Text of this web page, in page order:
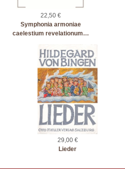
22,50 €
Symphonia armoniae
caelestium revelationum…
29,00 €
Lieder